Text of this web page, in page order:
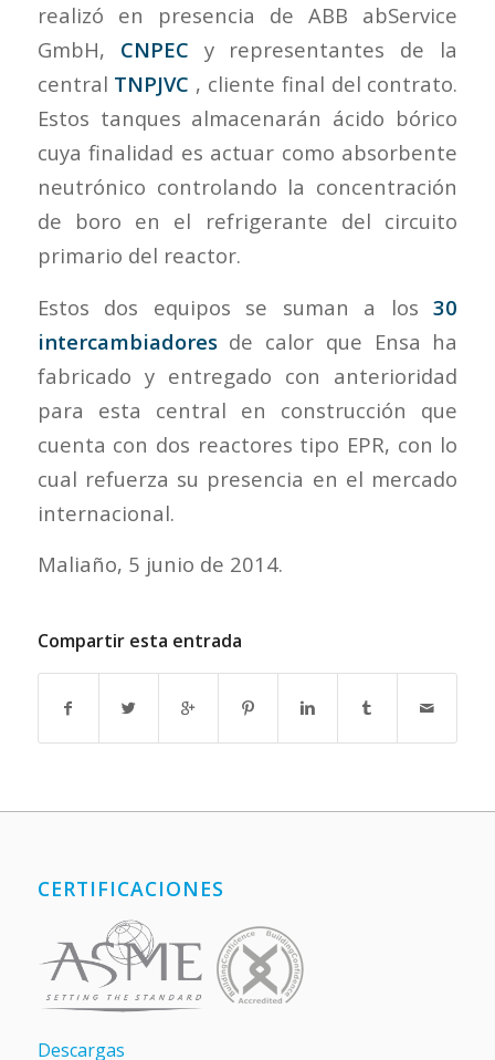
realizó en presencia de ABB abService
GmbH, CNPEC y representantes de la
central TNPJVC , cliente final del contrato.
Estos tanques almacenarán ácido bórico
cuya finalidad es actuar como absorbente
neutrónico controlando la concentración
de boro en el refrigerante del circuito
primario del reactor.
Estos dos equipos se suman a los30
intercambiadoresde calor que Ensa ha
fabricado y entregado con anterioridad
para esta central en construcción que
cuenta con dos reactores tipo EPR, con lo
cual refuerza su presencia en el mercado
internacional.
Maliaño, 5 junio de 2014.
Compartir esta entrada
CERTIFICACIONES
Descargas